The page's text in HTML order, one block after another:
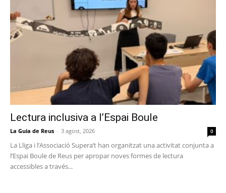
Lectura inclusiva a l’Espai Boule
La Guia de Reus - 3 agost, 2026 0
La Lliga i l’Associació Supera’t han organitzat una activitat conjunta a
l’Espai Boule de Reus per apropar noves formes de lectura
accessibles a través...